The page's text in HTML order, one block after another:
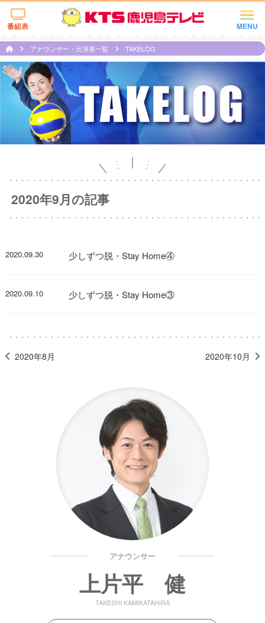
MENU
番組表
アナウンサー・出演者一覧 TAKELOG
2020年9月の記事
2020.09.30 少しずつ脱・Stay Home④
2020.09.10 少しずつ脱・Stay Home③
2020年8月 2020年10月
アナウンサー
上片平 健
TAKESHI KAMIKATAHIRA